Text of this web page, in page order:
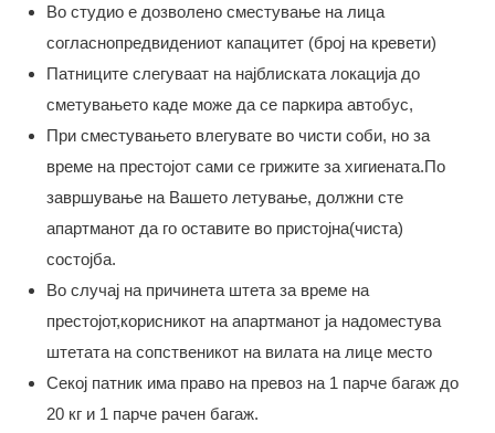
Во студио е дозволено сместување на лица
согласнопредвидениот капацитет (број на кревети)
Патниците слегуваат на најблиската локација до
сметувањето каде може да се паркира автобус,
При сместувањето влегувате во чисти соби, но за
време на престојот сами се грижите за хигиената.По
завршување на Вашето летување, должни сте
апартманот да го оставите во пристојна(чиста)
состојба.
Во случај на причинета штета за време на
престојот,корисникот на апартманот ја надоместува
штетата на сопственикот на вилата на лице место
Секој патник има право на превоз на 1 парче багаж до
20 кг и 1 парче рачен багаж.